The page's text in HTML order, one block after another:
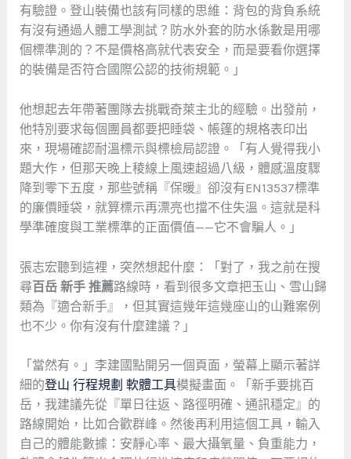
有驗證。登山裝備也該有同樣的思維：背包的背負系統
有沒有通過人體工學測試？防水外套的防水係數是用哪
個標準測的？不是價格高就代表安全，而是要看你選擇
的裝備是否符合國際公認的技術規範。」
他想起去年帶著團隊去挑戰奇萊主北的經驗。出發前，
他特別要求每個團員都要把睡袋、帳篷的規格表印出
來，現場確認耐溫標示與標檢局認證。「有人覺得我小
題大作，但那天晚上稜線上風速超過八級，體感溫度驟
降到零下五度，那些號稱『保暖』卻沒有EN13537標準
的廉價睡袋，就算標示再漂亮也擋不住失溫。這就是科
學準確度與工業標準的正面價值——它不會騙人。」
張志宏聽到這裡，突然想起什麼：「對了，我之前在搜
尋百岳 新手 推薦路線時，看到很多文章把玉山、雪山歸
類為『適合新手』，但其實這幾年這幾座山的山難案例
也不少。你有沒有什麼建議？」
「當然有。」李建國點開另一個頁面，螢幕上顯示著詳
細的登山 行程規劃 軟體工具模擬畫面。「新手要挑百
岳，我建議先從『單日往返、路徑明確、通訊穩定』的
路線開始，比如合歡群峰。然後再利用這個工具，輸入
自己的體能數據：安靜心率、最大攝氧量、負重能力，